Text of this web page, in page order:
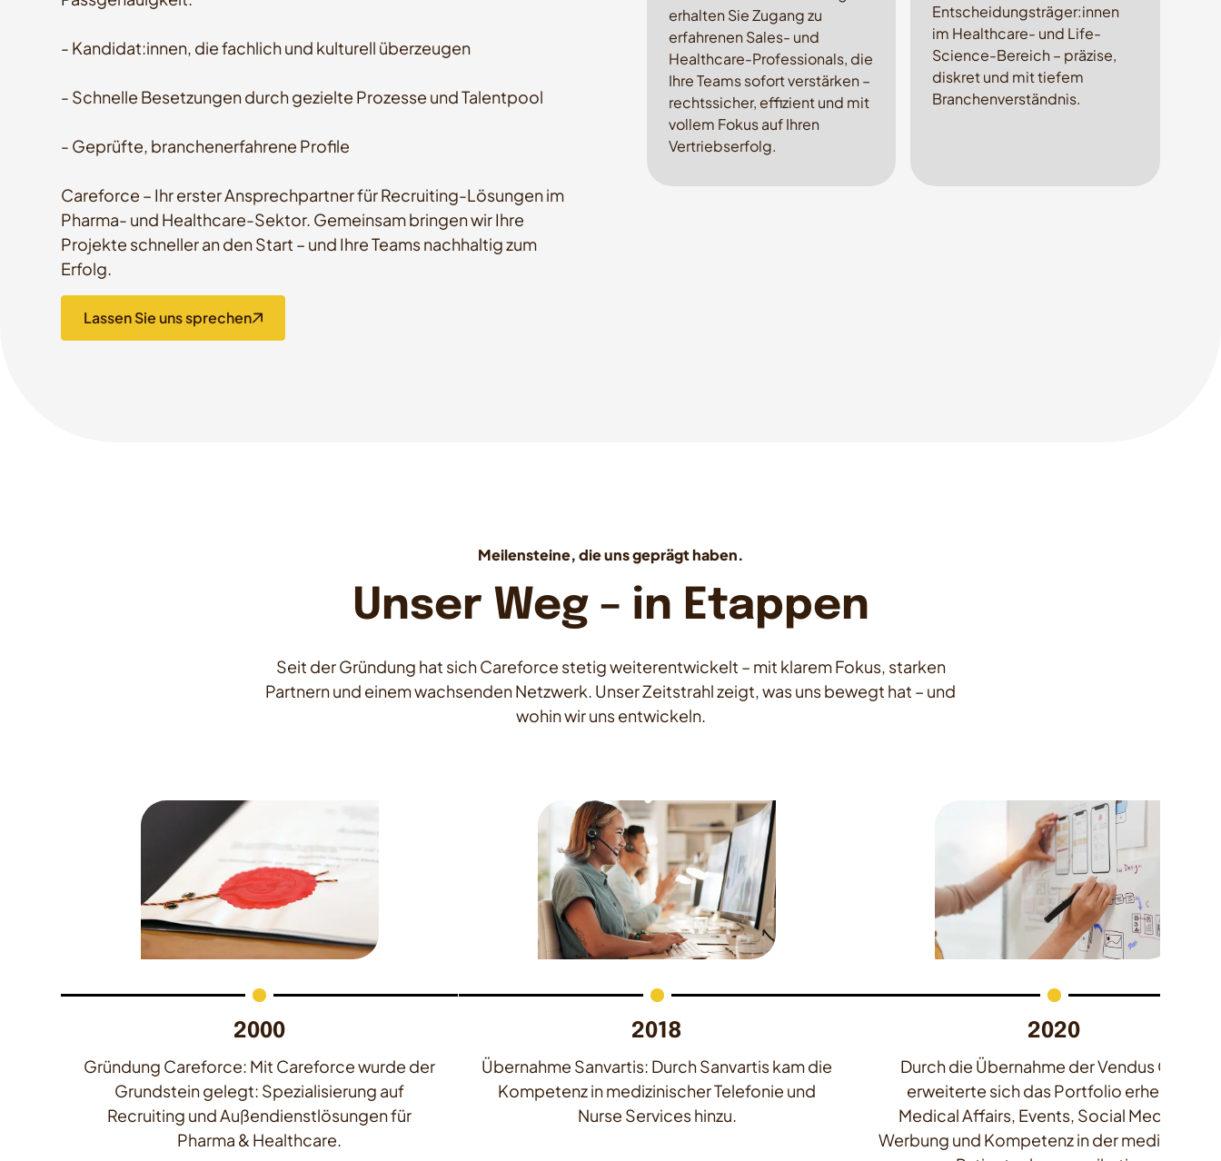
- Kandidat:innen, die fachlich und kulturell überzeugen
- Schnelle Besetzungen durch gezielte Prozesse und Talentpool
- Geprüfte, branchenerfahrene Profile
Careforce – Ihr erster Ansprechpartner für Recruiting-Lösungen im
Pharma- und Healthcare-Sektor. Gemeinsam bringen wir Ihre
Projekte schneller an den Start – und Ihre Teams nachhaltig zum
Erfolg.
Lassen Sie uns sprechen
erhalten Sie Zugang zu
erfahrenen Sales- und
Healthcare-Professionals, die
Ihre Teams sofort verstärken –
rechtssicher, effizient und mit
vollem Fokus auf Ihren
Vertriebserfolg.
Entscheidungsträger:innen
im Healthcare- und Life-
Science-Bereich – präzise,
diskret und mit tiefem
Branchenverständnis.
Meilensteine, die uns geprägt haben.
Unser Weg – in Etappen
Seit der Gründung hat sich Careforce stetig weiterentwickelt – mit klarem Fokus, starken
Partnern und einem wachsenden Netzwerk. Unser Zeitstrahl zeigt, was uns bewegt hat – und
wohin wir uns entwickeln.
2000
Gründung Careforce: Mit Careforce wurde der
Grundstein gelegt: Spezialisierung auf
Recruiting und Außendienstlösungen für
Pharma & Healthcare.
2018
Übernahme Sanvartis: Durch Sanvartis kam die
Kompetenz in medizinischer Telefonie und
Nurse Services hinzu.
2020
Durch die Übernahme der Vendus Group
erweiterte sich das Portfolio erheblich:
Medical Affairs, Events, Social Media, Rx-
Werbung und Kompetenz in der